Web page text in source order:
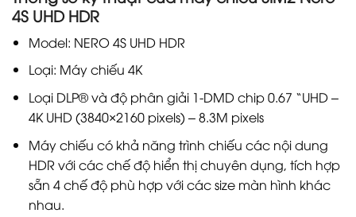
4S UHD HDR
Model: NERO 4S UHD HDR
Loại: Máy chiếu 4K
Loại DLP® và độ phân giải 1-DMD chip 0.67 “UHD –
4K UHD (3840×2160 pixels) – 8.3M pixels
Máy chiếu có khả năng trình chiếu các nội dung
HDR với các chế độ hiển thị chuyên dụng, tích hợp
sẵn 4 chế độ phù hợp với các size màn hình khác
nhau.